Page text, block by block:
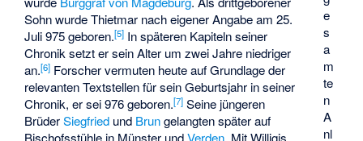
e
s
a
m
te
n
A
nl
Sohn wurde Thietmar nach eigener Angabe am 25.
Juli 975 geboren.[5] In späteren Kapiteln seiner
Chronik setzt er sein Alter um zwei Jahre niedriger
an.[6] Forscher vermuten heute auf Grundlage der
relevanten Textstellen für sein Geburtsjahr in seiner
Chronik, er sei 976 geboren.[7] Seine jüngeren
BrüderSiegfried und Brungelangten später auf
Bischofsstühle in Münster undVerden . Mit Willigis,